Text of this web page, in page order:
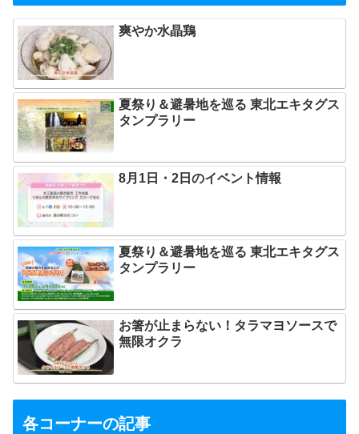
爽やか水晶鶏
夏祭り＆避暑地を巡る 東北エキタグス
タンプラリー
8月1日・2日のイベント情報
夏祭り＆避暑地を巡る 東北エキタグス
タンプラリー
お箸が止まらない！タラマヨソースで
無限オクラ
各コーナーの記事